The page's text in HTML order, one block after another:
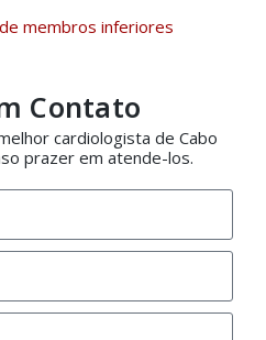
membros inferiores
Contato
cardiologista de Cabo
prazer em atende-los.